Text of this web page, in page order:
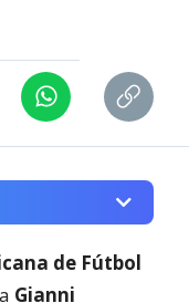
de Fútbol
Gianni